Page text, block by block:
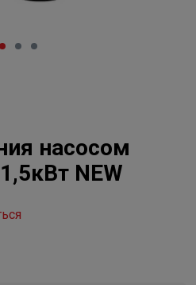
насосом
NEW